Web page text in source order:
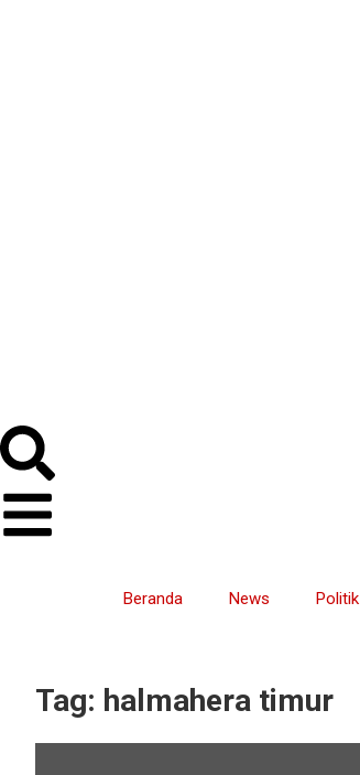
Beranda News Politik
Tag: halmahera timur